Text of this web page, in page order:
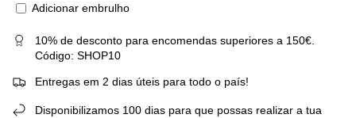
Adicionar embrulho
10% de desconto para encomendas superiores a 150€.
Código: SHOP10
Entregas em 2 dias úteis para todo o país!
Disponibilizamos 100 dias para que possas realizar a tua